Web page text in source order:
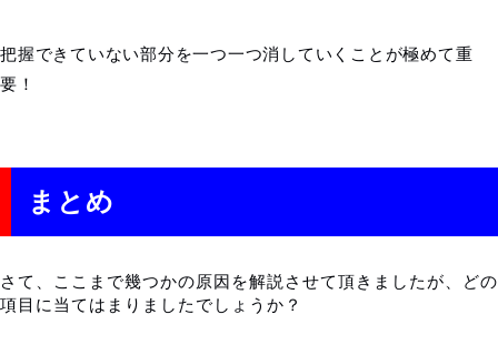
把握できていない部分を一つ一つ消していくことが極めて重
要！
まとめ
さて、ここまで幾つかの原因を解説させて頂きましたが、どの
項目に当てはまりましたでしょうか？